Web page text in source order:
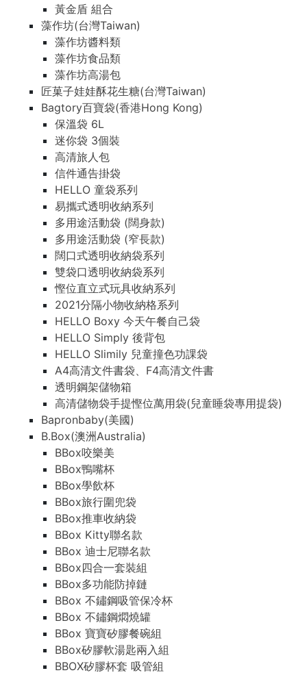
黃金盾 組合
藻作坊(台灣Taiwan)
藻作坊醬料類
藻作坊食品類
藻作坊高湯包
匠菓子娃娃酥花生糖(台灣Taiwan)
Bagtory百寶袋(香港Hong Kong)
保溫袋 6L
迷你袋 3個裝
高清旅人包
信件通告掛袋
HELLO 童袋系列
易攜式透明收納系列
多用途活動袋 (闊身款)
多用途活動袋 (窄長款)
闊口式透明收納袋系列
雙袋口透明收納袋系列
慳位直立式玩具收納系列
2021分隔小物收納格系列
HELLO Boxy 今天午餐自己袋
HELLO Simply 後背包
HELLO Slimily 兒童撞色功課袋
A4高清文件書袋、F4高清文件書
透明鋼架儲物箱
高清儲物袋手提慳位萬用袋(兒童睡袋專用提袋)
Bapronbaby(美國)
B.Box(澳洲Australia)
BBox咬樂美
BBox鴨嘴杯
BBox學飲杯
BBox旅行圍兜袋
BBox推車收納袋
BBox Kitty聯名款
BBox 迪士尼聯名款
BBox四合一套裝組
BBox多功能防掉鏈
BBox 不鏽鋼吸管保冷杯
BBox 不鏽鋼燜燒罐
BBox 寶寶矽膠餐碗組
BBox矽膠軟湯匙兩入組
BBOX矽膠杯套 吸管組